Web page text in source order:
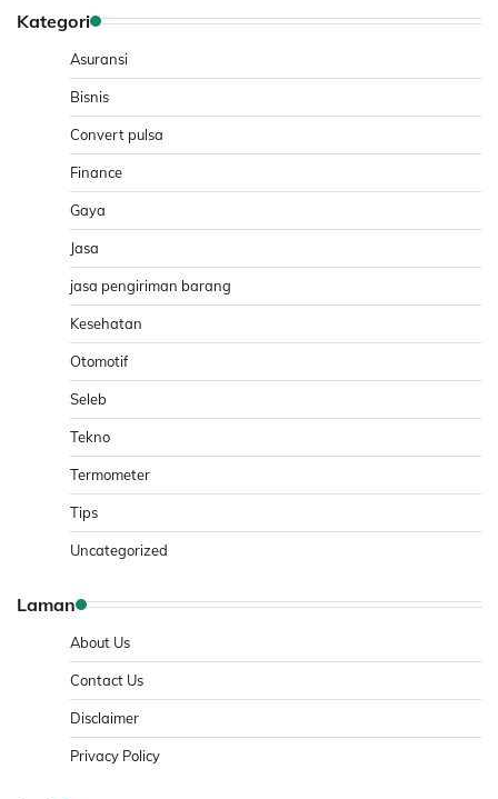
Kategori
Asuransi
Bisnis
Convert pulsa
Finance
Gaya
Jasa
jasa pengiriman barang
Kesehatan
Otomotif
Seleb
Tekno
Termometer
Tips
Uncategorized
Laman
About Us
Contact Us
Disclaimer
Privacy Policy